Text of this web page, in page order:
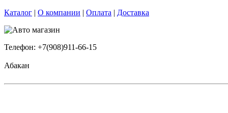
Каталог | О компании | Оплата | Доставка
Телефон: +7(908)911-66-15
Абакан